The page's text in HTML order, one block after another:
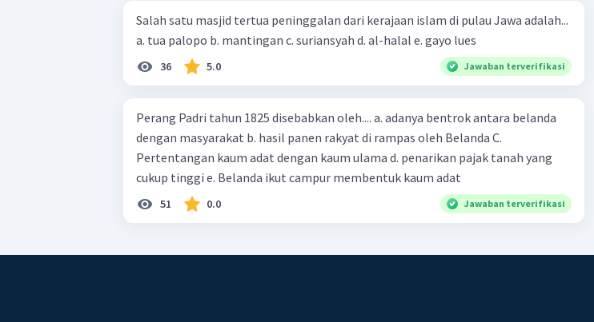
Salah satu masjid tertua peninggalan dari kerajaan islam di pulau Jawa adalah...
a. tua palopo b. mantingan c. suriansyah d. al-halal e. gayo lues
36 5.0 Jawaban terverifikasi
Perang Padri tahun 1825 disebabkan oleh.... a. adanya bentrok antara belanda
dengan masyarakat b. hasil panen rakyat di rampas oleh Belanda C.
Pertentangan kaum adat dengan kaum ulama d. penarikan pajak tanah yang
cukup tinggi e. Belanda ikut campur membentuk kaum adat
51 0.0 Jawaban terverifikasi